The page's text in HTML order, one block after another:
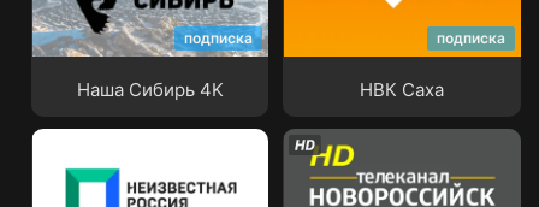
подписка
Наша Сибирь 4K
Наша Сибирь 4K
подписка
НВК Саха